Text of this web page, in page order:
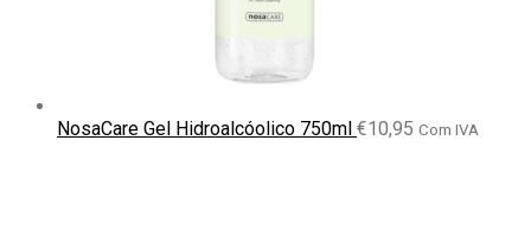
NosaCare Gel Hidroalcóolico 750ml €10,95 Com IVA